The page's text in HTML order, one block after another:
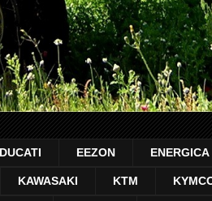
DUCATI EEZON ENERGICA
KAWASAKI KTM